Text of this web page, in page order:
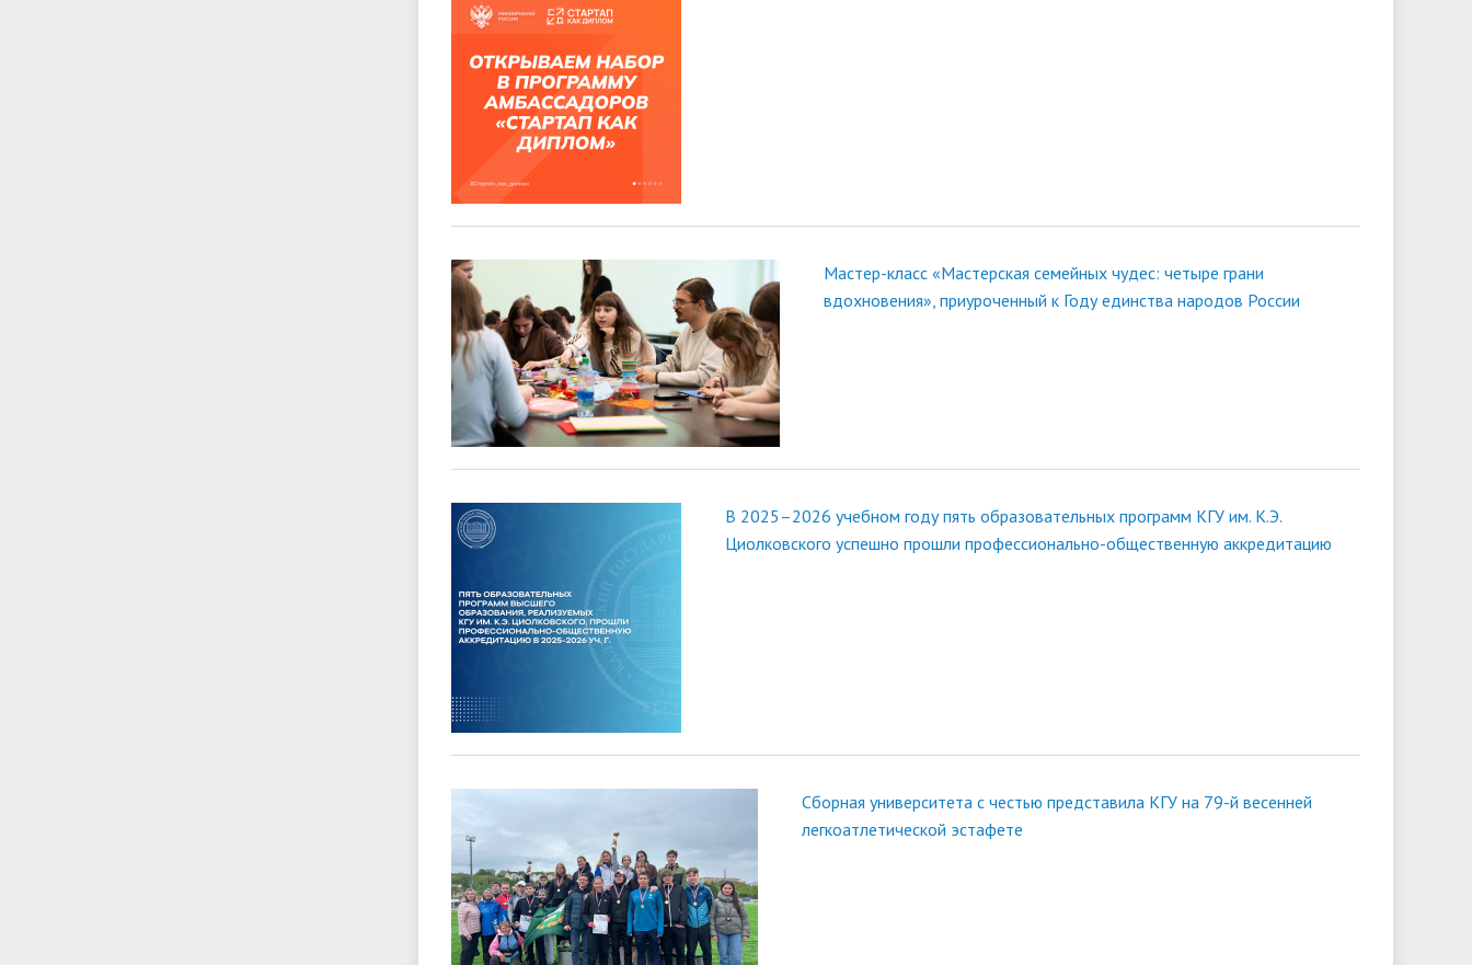
Мастер-класс «Мастерская семейных чудес: четыре грани
вдохновения», приуроченный к Году единства народов России
В 2025–2026 учебном году пять образовательных программ КГУ им. К.Э.
Циолковского успешно прошли профессионально-общественную аккредитацию
Сборная университета с честью представила КГУ на 79-й весенней
легкоатлетической эстафете